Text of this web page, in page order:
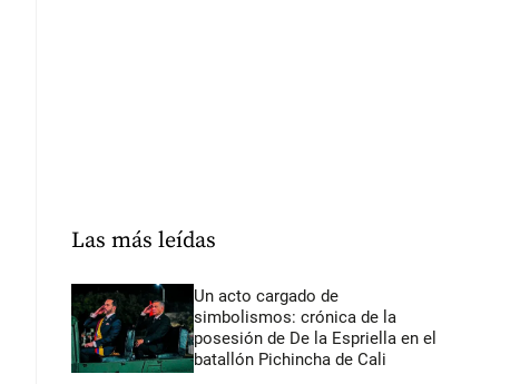
Las más leídas
Un acto cargado de
simbolismos: crónica de la
posesión de De la Espriella en el
batallón Pichincha de Cali